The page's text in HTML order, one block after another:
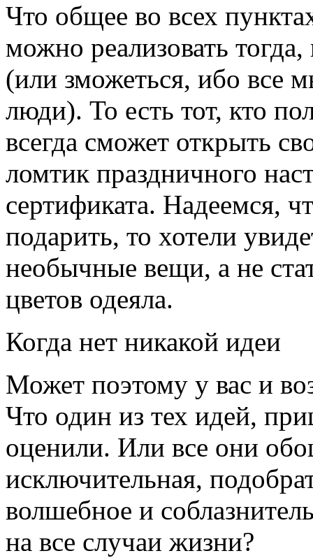
Что общее во всех
можно реализовать тогда,
(или зможеться, ибо все
люди). То есть тот, кто
всегда сможет открыть
ломтик праздничного
сертификата. Надеемся,
подарить, то хотели
необычные вещи, а не
цветов одеяла.
Когда нет никакой идеи
Может поэтому у вас и
Что один из тех идей,
оценили. Или все они
исключительная,
волшебное и
на все случаи жизни?